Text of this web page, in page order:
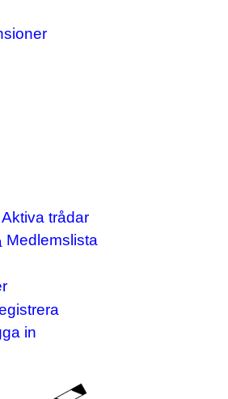
Aktiva trådar
Medlemslista
in